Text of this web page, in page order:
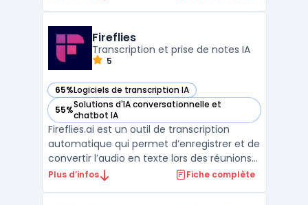
en ligne, You s'engage à ne pas suivre les
utilisateurs ni à ve ...
Fireflies
Transcription et prise de notes IA
5
65%Logiciels de transcription IA
— voir Fireflies dans cette catégorie
55%Solutions d'IA conversationnelle et
chatbot IA
— voir Fireflies dans cette catégorie
Fireflies.ai est un outil de transcription
automatique qui permet d’enregistrer et de
convertir l’audio en texte lors des réunions
en ligne. Grâce à l’intelligence artificielle, la
Plus d’infos Fiche complète